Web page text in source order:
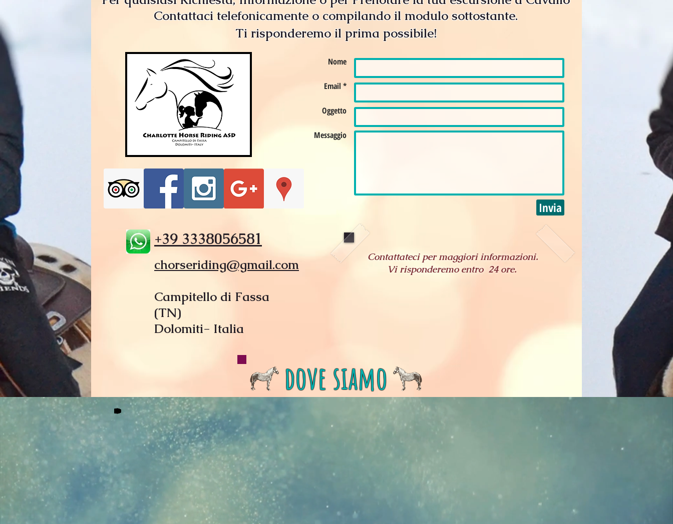
Contattaci telefonicamente o compilando il modulo sottostante.
Ti risponderemo il prima possibile!
Nome
Email *
Oggetto
Messaggio
Invia
+39 3338056581
chorseriding@gmail.com
Campitello di Fassa
(TN)
Dolomiti- Italia
Contattateci per maggiori informazioni.
Vi risponderemo entro 24 ore.
dove siamo